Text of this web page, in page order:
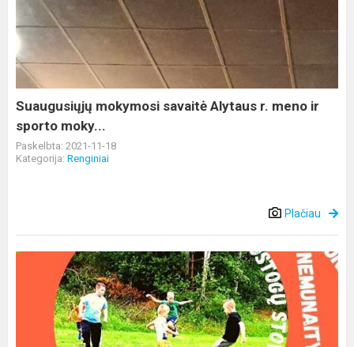
savaitė
Alytaus
meno
sporto
moky...
Suaugusiųjų mokymosi savaitė Alytaus r. meno ir
sporto moky...
Paskelbta: 2021-11-18
Kategorija: Renginiai
Plačiau
TOLERANCIJOS
MIESTAS
ALYTAUS